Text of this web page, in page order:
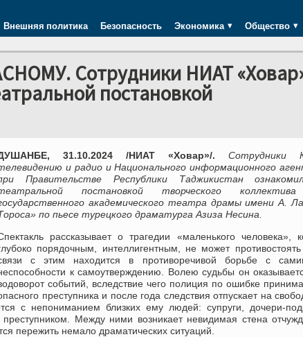
Внешняя политика Безопасность Экономика Общество
Сотрудники НИАТ
постановкой
31.10.2024 /НИАТ «Ховар»/.
Сотрудники
и радио и Национального информационного
Правительстве Республики Таджикистан
постановкой творческого коллектива
академического театра драмы имени А.
по пьесе турецкого драматурга Азиза Несина.
рассказывает о трагедии «маленького человека»,
порядочным, интеллигентным, не может
с этим находится в противоречивой борьбе с
к самоутверждению. Волею судьбы он
событий, вследствие чего полиция по ошибке
преступника и после года следствия отпускает на
с непониманием близких ему людей: супруги, дочери-
преступником. Между ними возникает невидимая стена
пережить немало драматических ситуаций.